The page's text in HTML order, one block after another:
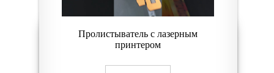
Пролистыватель с лазерным
принтером